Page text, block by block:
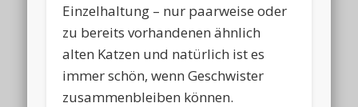
Einzelhaltung – nur paarweise oder
zu bereits vorhandenen ähnlich
alten Katzen und natürlich ist es
immer schön, wenn Geschwister
zusammenbleiben können.